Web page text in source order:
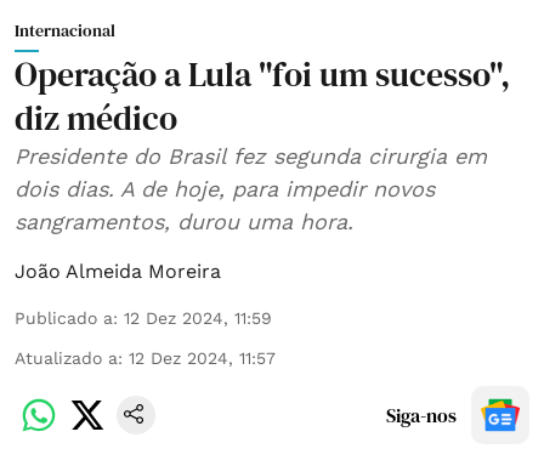
Internacional
Operação a Lula "foi um sucesso",
diz médico
Presidente do Brasil fez segunda cirurgia em
dois dias. A de hoje, para impedir novos
sangramentos, durou uma hora.
João Almeida Moreira
Publicado a: 12 Dez 2024, 11:59
Atualizado a: 12 Dez 2024, 11:57
Siga-nos